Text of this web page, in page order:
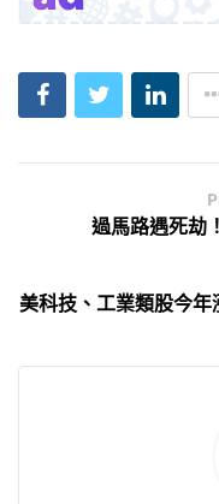
過馬路遇死劫
美科技、工業類股今